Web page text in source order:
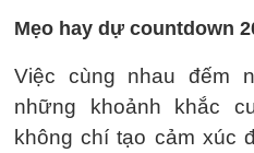
Mẹo hay dự countdown
Việc cùng nhau đếm
những khoảnh khắc
không chí tạo cảm xúc